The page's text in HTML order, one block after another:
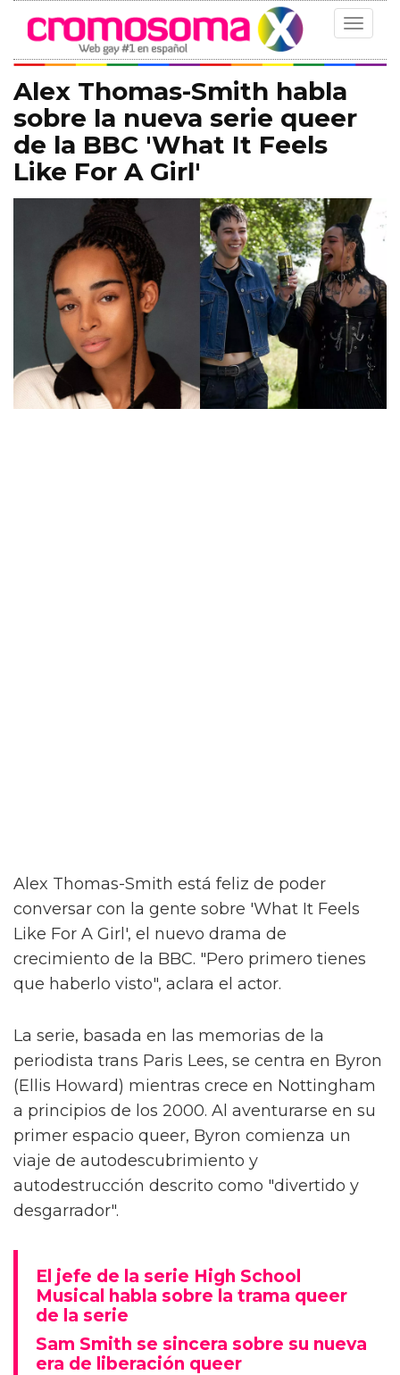
Toggle
Alex Thomas-Smith habla
sobre la nueva serie queer
de la BBC 'What It Feels
Like For A Girl'
Alex Thomas-Smith está feliz de poder
conversar con la gente sobre 'What It Feels
Like For A Girl', el nuevo drama de
crecimiento de la BBC. "Pero primero tienes
que haberlo visto", aclara el actor.
La serie, basada en las memorias de la
periodista trans Paris Lees, se centra en Byron
(Ellis Howard) mientras crece en Nottingham
a principios de los 2000. Al aventurarse en su
primer espacio queer, Byron comienza un
viaje de autodescubrimiento y
autodestrucción descrito como "divertido y
desgarrador".
El jefe de la serie High School
Musical habla sobre la trama queer
de la serie
Sam Smith se sincera sobre su nueva
era de liberación queer